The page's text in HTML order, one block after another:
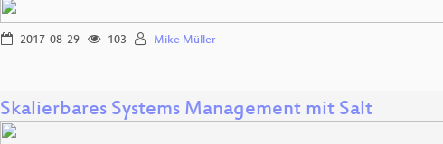
2017-08-29 103 Mike Müller
Skalierbares Systems Management mit Salt